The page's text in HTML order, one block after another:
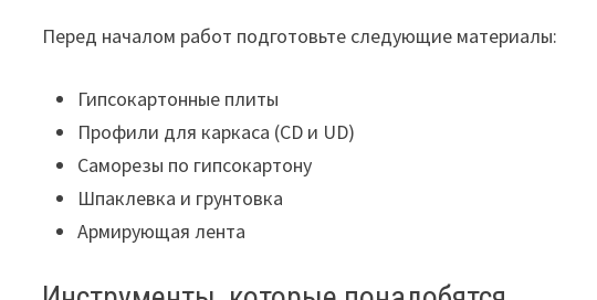
Перед началом работ подготовьте следующие материалы:
Гипсокартонные плиты
Профили для каркаса (CD и UD)
Саморезы по гипсокартону
Шпаклевка и грунтовка
Армирующая лента